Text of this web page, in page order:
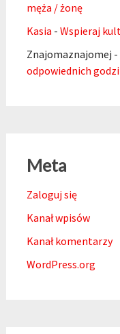
męża / żonę
Kasia - Wspieraj
Znajomaznajomej -
odpowiednich
Meta
Zaloguj się
Kanał wpisów
Kanał komentarzy
WordPress.org